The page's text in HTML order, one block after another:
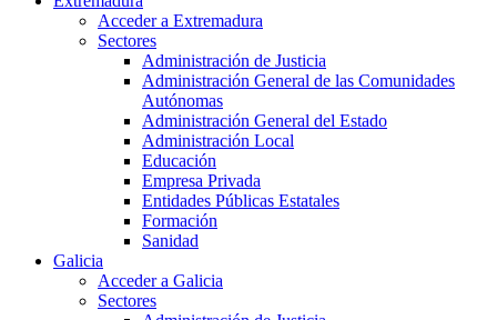
Acceder a Extremadura
Sectores
Administración de Justicia
Administración General de las Comunidades
Autónomas
Administración General del Estado
Administración Local
Educación
Empresa Privada
Entidades Públicas Estatales
Formación
Sanidad
Galicia
Acceder a Galicia
Sectores